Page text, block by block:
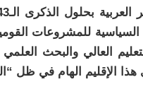
السياسية للمشروعات
العالي والبحث
الإقليم الهام في ظل